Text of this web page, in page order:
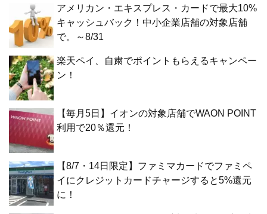
アメリカン・エキスプレス・カードで最大10%
キャッシュバック！中小企業店舗の対象店舗
で。～8/31
楽天ペイ、自粛でポイントもらえるキャンペー
ン！
【毎月5日】イオンの対象店舗でWAON POINT
利用で20％還元！
【8/7・14日限定】ファミマカードでファミペ
イにクレジットカードチャージすると5%還元
に！